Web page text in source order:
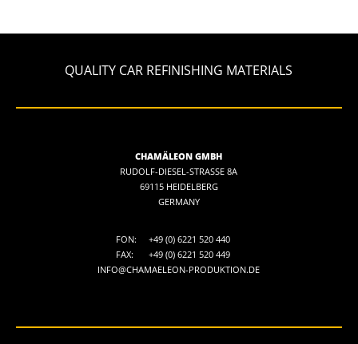
QUALITY CAR REFINISHING MATERIALS
CHAMÄLEON GMBH
RUDOLF-DIESEL-STRASSE 8A
69115 HEIDELBERG
GERMANY
FON:
+49 (0) 6221 520 440
FAX:
+49 (0) 6221 520 449
INFO@CHAMAELEON-PRODUKTION.DE